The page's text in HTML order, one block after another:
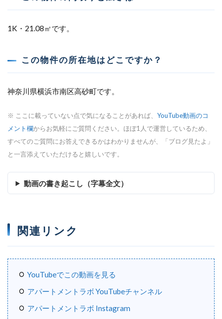
1K・21.08㎡です。
この物件の所在地はどこですか？
神奈川県横浜市南区高砂町です。
※ ここに載っていない点で気になることがあれば、 YouTube動画のコ
メント欄からお気軽にご質問ください。ほぼ1人で運営しているため、
すべてのご質問にお答えできるかはわかりませんが、「ブログ見たよ」
と一言添えていただけると嬉しいです。
動画の書き起こし（字幕全文）
関連リンク
YouTubeでこの動画を見る
アパートメントラボ YouTubeチャンネル
アパートメントラボ Instagram